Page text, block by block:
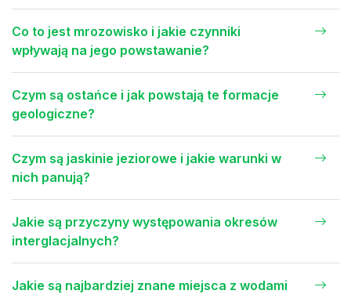
Co to jest mrozowisko i jakie czynniki
wpływają na jego powstawanie?
Czym są ostańce i jak powstają te formacje
geologiczne?
Czym są jaskinie jeziorowe i jakie warunki w
nich panują?
Jakie są przyczyny występowania okresów
interglacjalnych?
Jakie są najbardziej znane miejsca z wodami